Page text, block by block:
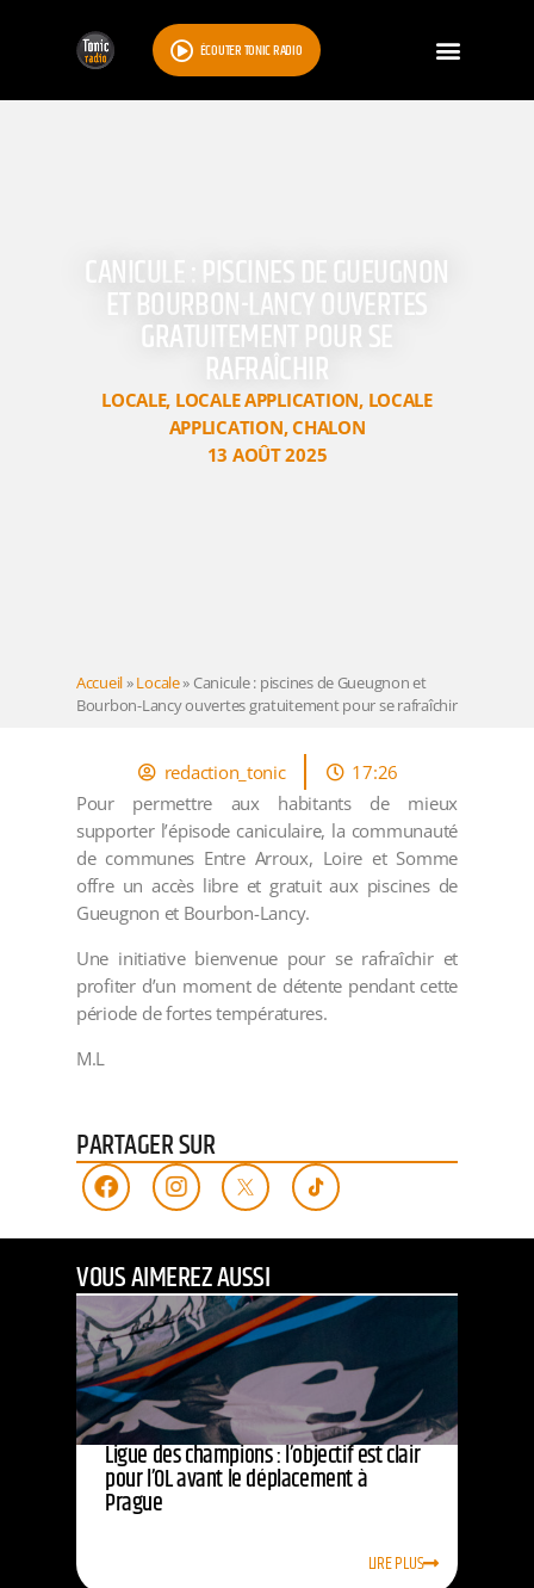
ÉCOUTER TONIC RADIO
CANICULE : PISCINES DE GUEUGNON
ET BOURBON-LANCY OUVERTES
GRATUITEMENT POUR SE
RAFRAÎCHIR
LOCALE, LOCALE APPLICATION, LOCALE
APPLICATION,CHALON
13 AOÛT 2025
Accueil»Locale» Canicule : piscines de Gueugnon et
Bourbon-Lancy ouvertes gratuitement pour se rafraîchir
redaction_tonic
17:26
Pour permettre aux habitants de mieux
supporter l’épisode caniculaire, la communauté
de communes Entre Arroux, Loire et Somme
offre un accès libre et gratuit aux piscines de
Gueugnon et Bourbon-Lancy.
Une initiative bienvenue pour se rafraîchir et
profiter d’un moment de détente pendant cette
période de fortes températures.
M.L
PARTAGER SUR
VOUS AIMEREZ AUSSI
Ligue des champions : l’objectif est clair
pour l’OL avant le déplacement à
Prague
LIRE PLUS